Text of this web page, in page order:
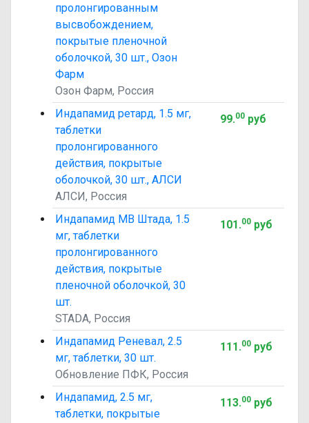
пролонгированным
высвобождением,
покрытые пленочной
оболочкой, 30 шт., Озон
Фарм
Озон Фарм, Россия
Индапамид ретард, 1.5 мг,
таблетки
пролонгированного
действия, покрытые
оболочкой, 30 шт., АЛСИ
АЛСИ, Россия
99.00руб
Индапамид МВ Штада, 1.5
мг, таблетки
пролонгированного
действия, покрытые
пленочной оболочкой, 30
шт.
STADA, Россия
101.00руб
Индапамид Реневал, 2.5
мг, таблетки, 30 шт.
Обновление ПФК, Россия
111.00руб
Индапамид, 2.5 мг,
таблетки, покрытые
113.00руб